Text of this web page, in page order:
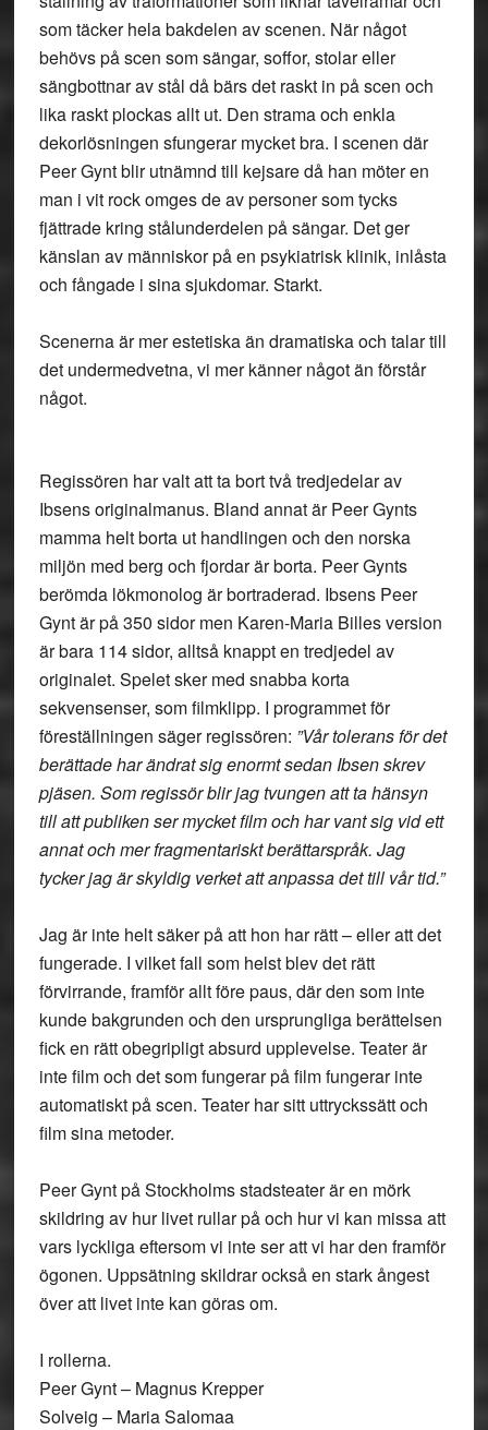
som täcker hela bakdelen av scenen. När något
behövs på scen som sängar, soffor, stolar eller
sängbottnar av stål då bärs det raskt in på scen och
lika raskt plockas allt ut. Den strama och enkla
dekorlösningen sfungerar mycket bra. I scenen där
Peer Gynt blir utnämnd till kejsare då han möter en
man i vit rock omges de av personer som tycks
fjättrade kring stålunderdelen på sängar. Det ger
känslan av människor på en psykiatrisk klinik, inlåsta
och fångade i sina sjukdomar. Starkt.
Scenerna är mer estetiska än dramatiska och talar till
det undermedvetna, vi mer känner något än förstår
något.
Regissören har valt att ta bort två tredjedelar av
Ibsens originalmanus. Bland annat är Peer Gynts
mamma helt borta ut handlingen och den norska
miljön med berg och fjordar är borta. Peer Gynts
berömda lökmonolog är bortraderad. Ibsens Peer
Gynt är på 350 sidor men Karen-Maria Billes version
är bara 114 sidor, alltså knappt en tredjedel av
originalet. Spelet sker med snabba korta
sekvensenser, som filmklipp. I programmet för
föreställningen säger regissören: ”Vår tolerans för det
berättade har ändrat sig enormt sedan Ibsen skrev
pjäsen. Som regissör blir jag tvungen att ta hänsyn
till att publiken ser mycket film och har vant sig vid ett
annat och mer fragmentariskt berättarspråk. Jag
tycker jag är skyldig verket att anpassa det till vår tid.”
Jag är inte helt säker på att hon har rätt – eller att det
fungerade. I vilket fall som helst blev det rätt
förvirrande, framför allt före paus, där den som inte
kunde bakgrunden och den ursprungliga berättelsen
fick en rätt obegripligt absurd upplevelse. Teater är
inte film och det som fungerar på film fungerar inte
automatiskt på scen. Teater har sitt uttryckssätt och
film sina metoder.
Peer Gynt på Stockholms stadsteater är en mörk
skildring av hur livet rullar på och hur vi kan missa att
vars lyckliga eftersom vi inte ser att vi har den framför
ögonen. Uppsätning skildrar också en stark ångest
över att livet inte kan göras om.
I rollerna.
Peer Gynt – Magnus Krepper
Solveig – Maria Salomaa